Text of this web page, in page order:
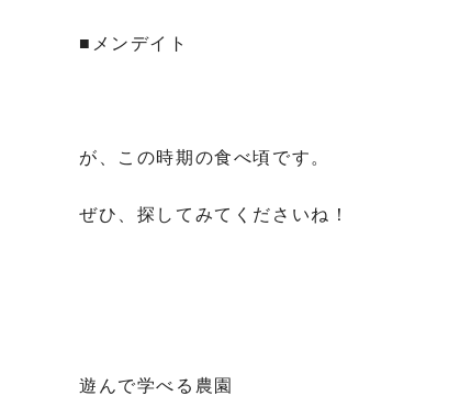
■メンデイト
が、この時期の食べ頃です。
ぜひ、探してみてくださいね！
遊んで学べる農園